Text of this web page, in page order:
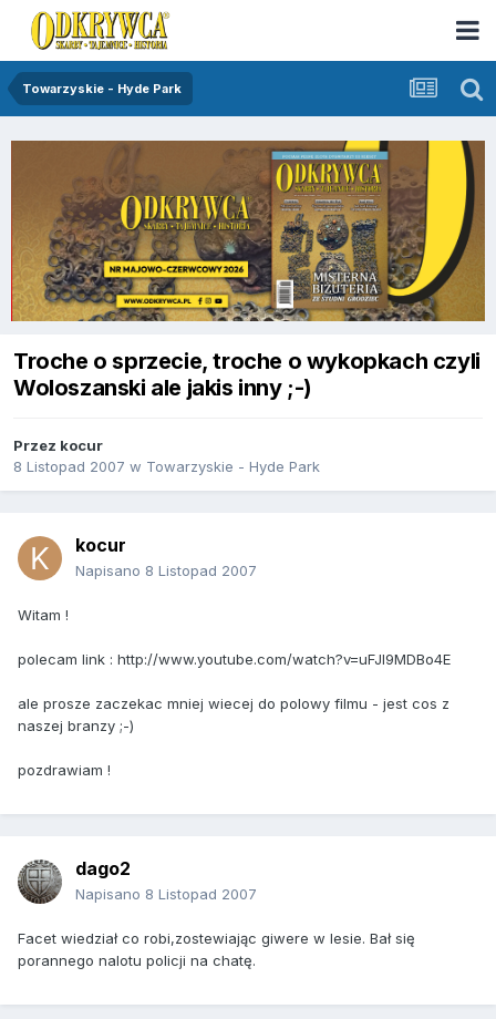
Towarzyskie - Hyde Park
Troche o sprzecie, troche o wykopkach czyli
Woloszanski ale jakis inny ;-)
Przez kocur
8 Listopad 2007 w Towarzyskie - Hyde Park
kocur
Napisano 8 Listopad 2007
Witam !
polecam link : http://www.youtube.com/watch?v=uFJI9MDBo4E
ale prosze zaczekac mniej wiecej do polowy filmu - jest cos z
naszej branzy ;-)
pozdrawiam !
dago2
Napisano 8 Listopad 2007
Facet wiedział co robi,zostewiając giwere w lesie. Bał się
porannego nalotu policji na chatę.